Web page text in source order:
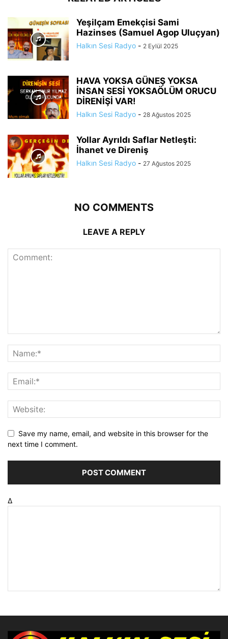
Yeşilçam Emekçisi Sami
Hazinses (Samuel Agop Uluçyan)
Halkın Sesi Radyo - 2 Eylül 2025
HAVA YOKSA GÜNEŞ YOKSA
İNSAN SESİ YOKSAÖLÜM ORUCU
DİRENİŞİ VAR!
Halkın Sesi Radyo - 28 Ağustos 2025
Yollar Ayrıldı Saflar Netleşti:
İhanet ve Direniş
Halkın Sesi Radyo - 27 Ağustos 2025
NO COMMENTS
LEAVE A REPLY
Save my name, email, and website in this browser for the
next time I comment.
Δ